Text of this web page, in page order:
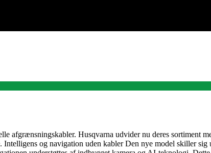
afgrænsningskabler. Husqvarna udvider nu deres sortiment
og navigation uden kabler Den nye model skiller